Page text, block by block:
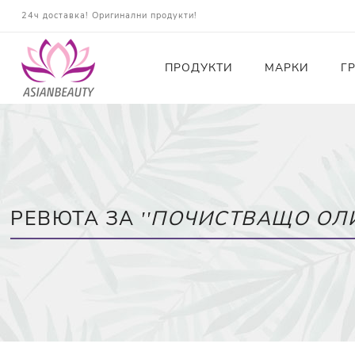
24ч доставка! Оригинални продукти!
ПРОДУКТИ
Серуми
Околоочна грижа
МАРКИ
РЕВЮТА ЗА ПОЧИСТВАЩО ОЛИО